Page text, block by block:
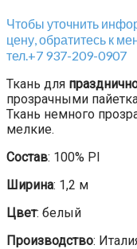
Чтобы уточнить
цену, обратитесь к
тел.+7 937-209-0907
Ткань для
прозрачными
Ткань немного
мелкие.
Состав: 100% Pl
Ширина: 1,2 м
Цвет: белый
Производство: